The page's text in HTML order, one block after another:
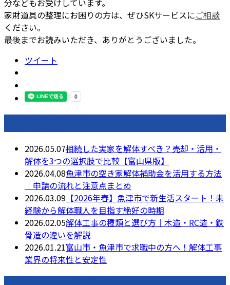
分などもお受けしています。
家財道具の整理にお困りの方は、ぜひSKサービスにご相談
ください。
最後までお読みいただき、ありがとうございました。
ツイート
2026.05.07相続した実家を解体すべき？売却・活用・
解体を3つの選択肢で比較【富山県版】
2026.04.08魚津市の空き家解体補助金を活用する方法
｜申請の流れと注意点まとめ
2026.03.09 【2026年春】魚津市で新生活スタート！未
経験から解体職人を目指す絶好の時期
2026.02.05解体工事の種類と選び方｜木造・RC造・鉄
骨造の違いを解説
2026.01.21富山市・魚津市で求職中の方へ！解体工事
業界の将来性と安定性